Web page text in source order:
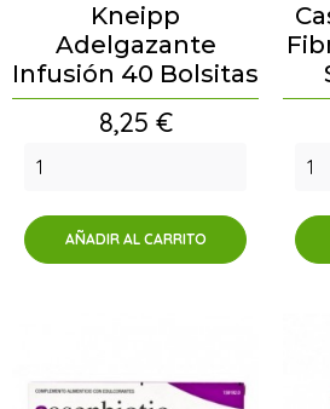
Kneipp
Adelgazante
Infusión 40 Bolsitas
Precio
8,25 €
AÑADIR AL CARRITO